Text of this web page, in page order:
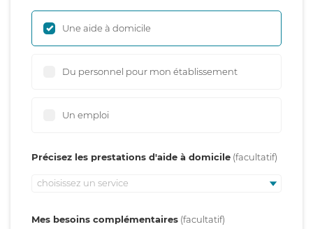
Une aide à domicile
Du personnel pour mon établissement
Un emploi
Précisez les prestations d'aide à domicile
choisissez un service
Mes besoins complémentaires